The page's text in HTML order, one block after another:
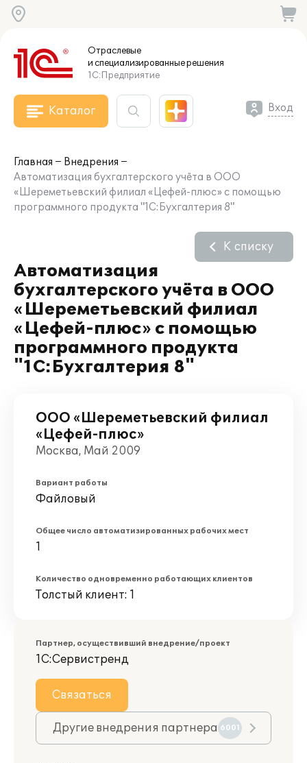
Отраслевые
и специализированныерешения
1С:Предприятие
Каталог Вход
Главная
Внедрения
Автоматизация бухгалтерского учёта в ООО
«Шереметьевский филиал «Цефей-плюс» с помощью
программного продукта "1С:Бухгалтерия 8"
Автоматизация
бухгалтерского учёта в ООО
«Шереметьевский филиал
«Цефей-плюс» с помощью
программного продукта
"1С:Бухгалтерия 8"
К списку
ООО «Шереметьевский филиал
«Цефей-плюс»
Москва, Май 2009
Вариант работы
Файловый
Общее число автоматизированных рабочих мест
1
Количество одновременно работающих клиентов
Толстый клиент: 1
Партнер, осуществивший внедрение/проект
1С:Сервистренд
Связаться
Другие внедрения партнера 6001